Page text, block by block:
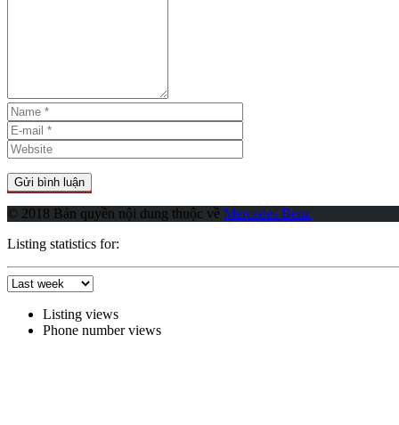
© 2018 Bản quyền nội dung thuộc về Mercedes Benz
Listing statistics for:
Listing views
Phone number views